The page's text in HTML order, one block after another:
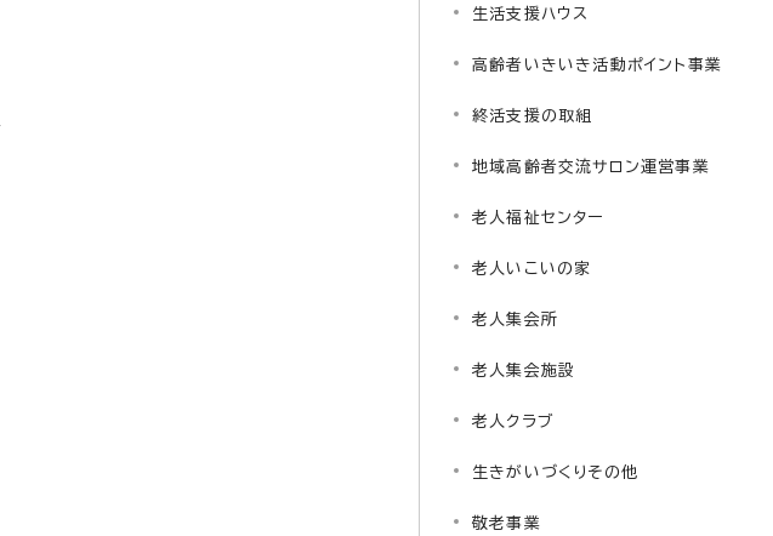
生活支援ハウス
高齢者いきいき活動ポイント事業
終活支援の取組
地域高齢者交流サロン運営事業
老人福祉センター
老人いこいの家
老人集会所
老人集会施設
老人クラブ
生きがいづくりその他
敬老事業